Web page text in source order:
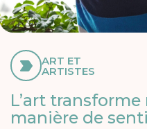
ART ET
ARTISTES
L’art
manière de